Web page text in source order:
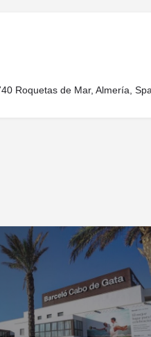
Roquetas de Mar, Almería,